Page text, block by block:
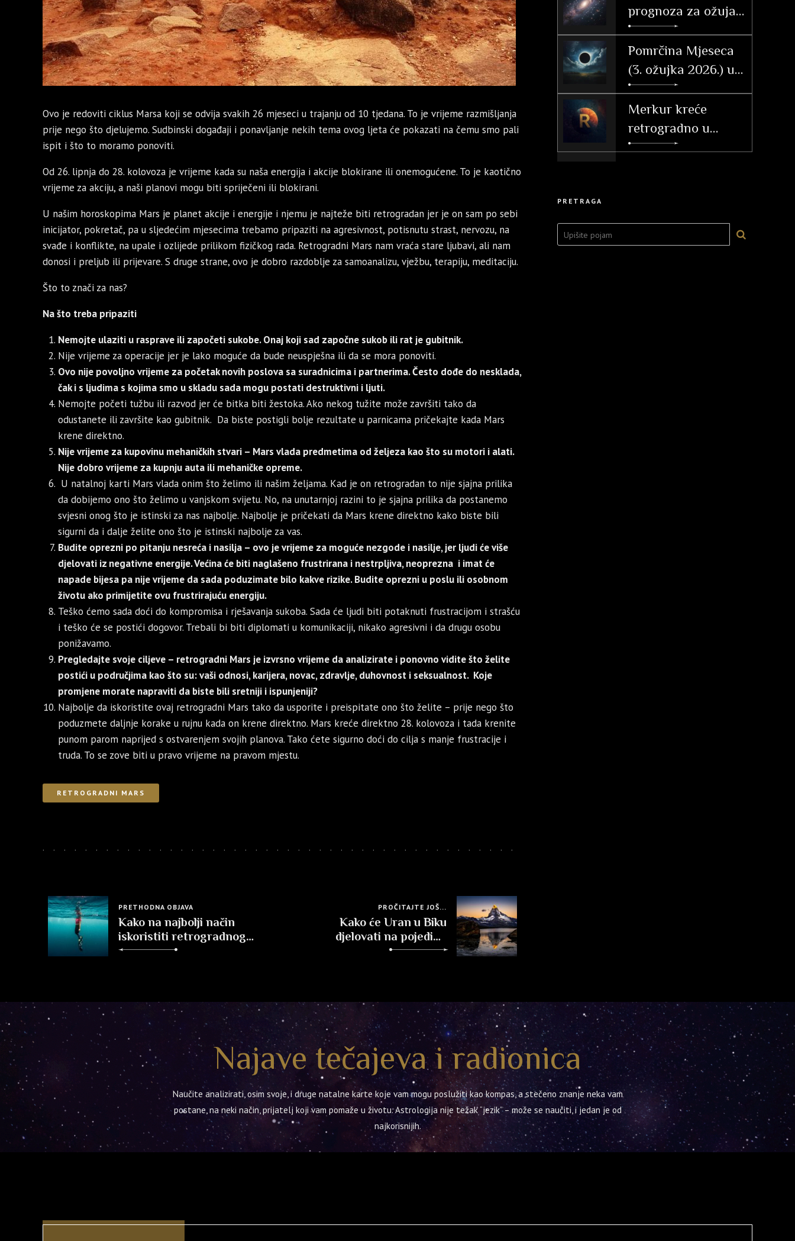
Ovo je redoviti ciklus Marsa koji se odvija svakih 26 mjeseci u trajanju od 10 tjedana. To je vrijeme razmišljanja
prije nego što djelujemo. Sudbinski događaji i ponavljanje nekih tema ovog ljeta će pokazati na čemu smo pali
ispit i što to moramo ponoviti.
Od 26. lipnja do 28. kolovoza je vrijeme kada su naša energija i akcije blokirane ili onemogućene. To je kaotično
vrijeme za akciju, a naši planovi mogu biti spriječeni ili blokirani.
U našim horoskopima Mars je planet akcije i energije i njemu je najteže biti retrogradan jer je on sam po sebi
inicijator, pokretač, pa u sljedećim mjesecima trebamo pripaziti na agresivnost, potisnutu strast, nervozu, na
svađe i konflikte, na upale i ozlijede prilikom fizičkog rada. Retrogradni Mars nam vraća stare ljubavi, ali nam
donosi i preljub ili prijevare. S druge strane, ovo je dobro razdoblje za samoanalizu, vježbu, terapiju, meditaciju.
Što to znači za nas?
Na što treba pripaziti
Nemojte ulaziti u rasprave ili započeti sukobe. Onaj koji sad započne sukob ili rat je gubitnik.
Nije vrijeme za operacije jer je lako moguće da bude neuspješna ili da se mora ponoviti.
Ovo nije povoljno vrijeme za početak novih poslova sa suradnicima i partnerima. Često dođe do nesklada,
čak i s ljudima s kojima smo u skladu sada mogu postati destruktivni i ljuti.
Nemojte početi tužbu ili razvod jer će bitka biti žestoka. Ako nekog tužite može završiti tako da
odustanete ili završite kao gubitnik. Da biste postigli bolje rezultate u parnicama pričekajte kada Mars
krene direktno.
Nije vrijeme za kupovinu mehaničkih stvari – Mars vlada predmetima od željeza kao što su motori i alati.
Nije dobro vrijeme za kupnju auta ili mehaničke opreme.
U natalnoj karti Mars vlada onim što želimo ili našim željama. Kad je on retrogradan to nije sjajna prilika
da dobijemo ono što želimo u vanjskom svijetu. No, na unutarnjoj razini to je sjajna prilika da postanemo
svjesni onog što je istinski za nas najbolje. Najbolje je pričekati da Mars krene direktno kako biste bili
sigurni da i dalje želite ono što je istinski najbolje za vas.
Budite oprezni po pitanju nesreća i nasilja – ovo je vrijeme za moguće nezgode i nasilje, jer ljudi će više
djelovati iz negativne energije. Većina će biti naglašeno frustrirana i nestrpljiva, neoprezna i imat će
napade bijesa pa nije vrijeme da sada poduzimate bilo kakve rizike. Budite oprezni u poslu ili osobnom
životu ako primijetite ovu frustrirajuću energiju.
Teško ćemo sada doći do kompromisa i rješavanja sukoba. Sada će ljudi biti potaknuti frustracijom i strašću
i teško će se postići dogovor. Trebali bi biti diplomati u komunikaciji, nikako agresivni i da drugu osobu
ponižavamo.
Pregledajte svoje ciljeve – retrogradni Mars je izvrsno vrijeme da analizirate i ponovno vidite što želite
postići u područjima kao što su: vaši odnosi, karijera, novac, zdravlje, duhovnost i seksualnost. Koje
promjene morate napraviti da biste bili sretniji i ispunjeniji?
Najbolje da iskoristite ovaj retrogradni Mars tako da usporite i preispitate ono što želite – prije nego što
poduzmete daljnje korake u rujnu kada on krene direktno. Mars kreće direktno 28. kolovoza i tada krenite
punom parom naprijed s ostvarenjem svojih planova. Tako ćete sigurno doći do cilja s manje frustracije i
truda. To se zove biti u pravo vrijeme na pravom mjestu.
RETROGRADNI MARS
PRETHODNA OBJAVA
Kako na najbolji način
iskoristiti retrogradnog
Merkura
PROČITAJTE JOŠ...
Kako će Uran u Biku
djelovati na pojedine
znakove?
prognoza za ožujak
2026. – Vrijeme
tranzicije, akcije i
velikih otkrića
Pomrčina Mjeseca
(3. ožujka 2026.) u
Djevici: Vodič i
utjecaj po
ascendentu
Merkur kreće
retrogradno u
Ribama (26. 2. – 20.
PRETRAGA
Najave tečajeva i radionica
Naučite analizirati, osim svoje, i druge natalne karte koje vam mogu poslužiti kao kompas, a stečeno znanje neka vam
postane, na neki način, prijatelj koji vam pomaže u životu. Astrologija nije težak “jezik” – može se naučiti, i jedan je od
najkorisnijih.